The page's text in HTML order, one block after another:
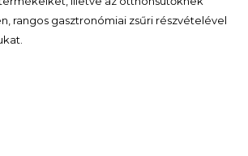
rangos gasztronómiai zsűri részvételével